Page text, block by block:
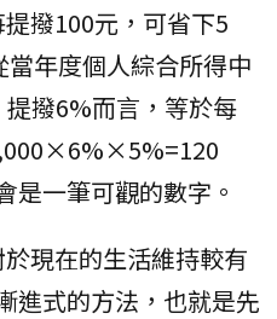
撥100元，可省下5
年度個人綜合所得中
撥6%而言，等於每
是一筆可觀的數字。
現在的生活維持較有
進式的方法，也就是先